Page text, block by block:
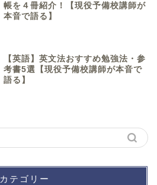
帳を４冊紹介！【現役予備校講師が
本音で語る】
【英語】英文法おすすめ勉強法・参
考書5選【現役予備校講師が本音で
語る】
カテゴリー